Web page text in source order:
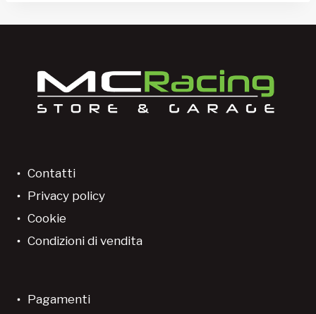
Contatti
Privacy policy
Cookie
Condizioni di vendita
Pagamenti